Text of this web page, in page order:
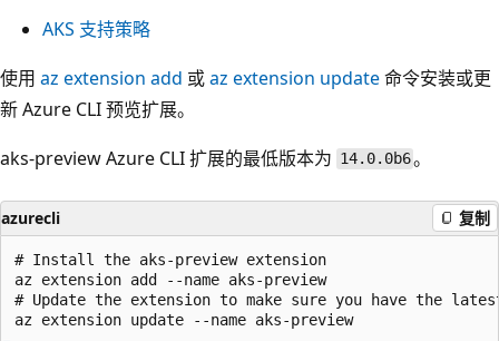
AKS 支持策略
使用 az extension add 或az extension update命令安装或更
新 Azure CLI 预览扩展。
aks-preview Azure CLI 扩展的最低版本为 14.0.0b6。
azurecli 复制
# Install the aks-preview extension
az extension add --name aks-preview
# Update the extension to make sure you have the